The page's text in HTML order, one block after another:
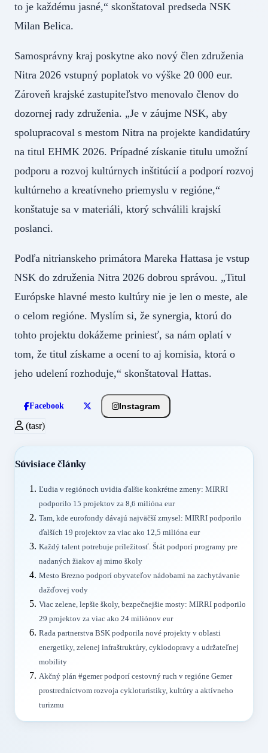
to je každému jasné,“ skonštatoval predseda NSK
Milan Belica.
Samosprávny kraj poskytne ako nový člen združenia
Nitra 2026 vstupný poplatok vo výške 20 000 eur.
Zároveň krajské zastupiteľstvo menovalo členov do
dozornej rady združenia. „Je v záujme NSK, aby
spolupracoval s mestom Nitra na projekte kandidatúry
na titul EHMK 2026. Prípadné získanie titulu umožní
podporu a rozvoj kultúrnych inštitúcií a podporí rozvoj
kultúrneho a kreatívneho priemyslu v regióne,“
konštatuje sa v materiáli, ktorý schválili krajskí
poslanci.
Podľa nitrianskeho primátora Mareka Hattasa je vstup
NSK do združenia Nitra 2026 dobrou správou. „Titul
Európske hlavné mesto kultúry nie je len o meste, ale
o celom regióne. Myslím si, že synergia, ktorú do
tohto projektu dokážeme priniesť, sa nám oplatí v
tom, že titul získame a ocení to aj komisia, ktorá o
jeho udelení rozhoduje,“ skonštatoval Hattas.
Facebook Instagram
(tasr)
Súvisiace články
Ľudia v regiónoch uvidia ďalšie konkrétne zmeny: MIRRI
podporilo 15 projektov za 8,6 milióna eur
Tam, kde eurofondy dávajú najväčší zmysel: MIRRI podporilo
ďalších 19 projektov za viac ako 12,5 milióna eur
Každý talent potrebuje príležitosť. Štát podporí programy pre
nadaných žiakov aj mimo školy
Mesto Brezno podporí obyvateľov nádobami na zachytávanie
dažďovej vody
Viac zelene, lepšie školy, bezpečnejšie mosty: MIRRI podporilo
29 projektov za viac ako 24 miliónov eur
Rada partnerstva BSK podporila nové projekty v oblasti
energetiky, zelenej infraštruktúry, cyklodopravy a udržateľnej
mobility
Akčný plán #gemer podporí cestovný ruch v regióne Gemer
prostredníctvom rozvoja cykloturistiky, kultúry a aktívneho
turizmu